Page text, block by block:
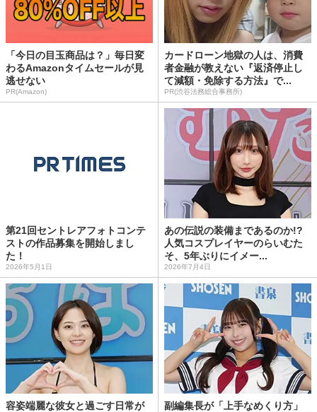
「今日の目玉商品は？」毎日変
わるAmazonタイムセールが見
逃せない
PR(Amazon)
カードローン地獄の人は、消費
者金融が教えない『返済停止し
て減額・免除する方法』で...
PR(渋谷法務総合事務所)
第21回セントレアフォトコンテ
ストの作品募集を開始しまし
た！
2026年5月1日
あの伝説の装備まであるのか!?
人気コスプレイヤーのらいむた
そ、5年ぶりにイメー...
2026年7月4日
容姿端麗な彼女と過ごす日常が
副編集長が「上手なめくり方」